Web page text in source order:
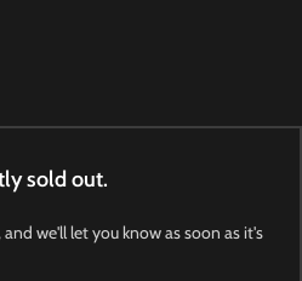
sold out.
we'll let you know as soon as it's